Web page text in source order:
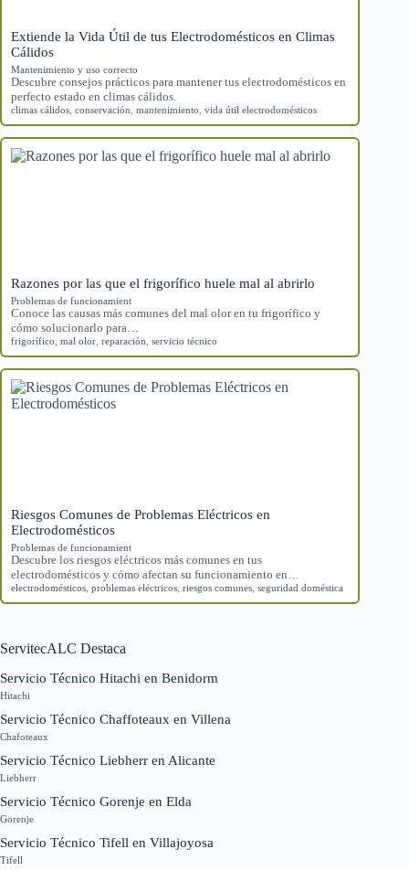
Extiende la Vida Útil de tus Electrodomésticos en Climas
Cálidos
Mantenimiento y uso correcto
Descubre consejos prácticos para mantener tus electrodomésticos en
perfecto estado en climas cálidos.
climas cálidos conservación mantenimiento vida útil electrodomésticos
Razones por las que el frigorífico huele mal al abrirlo
Problemas de funcionamient
Conoce las causas más comunes del mal olor en tu frigorífico y
cómo solucionarlo para…
frigorífico mal olor reparación servicio técnico
Riesgos Comunes de Problemas Eléctricos en
Electrodomésticos
Problemas de funcionamient
Descubre los riesgos eléctricos más comunes en tus
electrodomésticos y cómo afectan su funcionamiento en…
electrodomésticos problemas eléctricos riesgos comunes seguridad doméstica
ServitecALC Destaca
Servicio Técnico Hitachi en Benidorm
Hitachi
Servicio Técnico Chaffoteaux en Villena
Chafoteaux
Servicio Técnico Liebherr en Alicante
Liebherr
Servicio Técnico Gorenje en Elda
Gorenje
Servicio Técnico Tifell en Villajoyosa
Tifell